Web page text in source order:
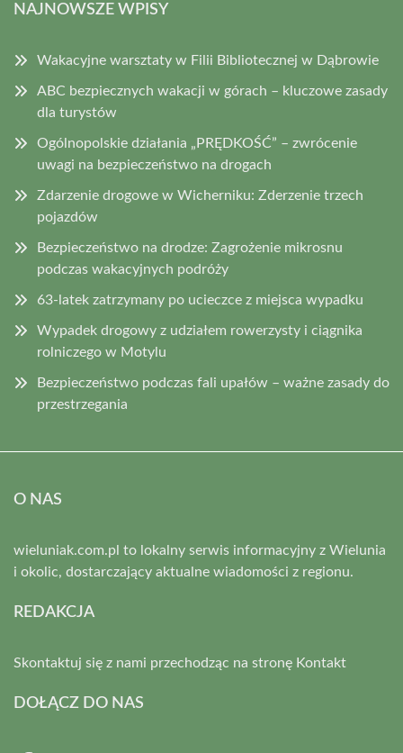
NAJNOWSZE WPISY
Wakacyjne warsztaty w Filii Bibliotecznej w Dąbrowie
ABC bezpiecznych wakacji w górach – kluczowe zasady
dla turystów
Ogólnopolskie działania „PRĘDKOŚĆ” – zwrócenie
uwagi na bezpieczeństwo na drogach
Zdarzenie drogowe w Wicherniku: Zderzenie trzech
pojazdów
Bezpieczeństwo na drodze: Zagrożenie mikrosnu
podczas wakacyjnych podróży
63-latek zatrzymany po ucieczce z miejsca wypadku
Wypadek drogowy z udziałem rowerzysty i ciągnika
rolniczego w Motylu
Bezpieczeństwo podczas fali upałów – ważne zasady do
przestrzegania
O NAS
wieluniak.com.pl to lokalny serwis informacyjny z Wielunia
i okolic, dostarczający aktualne wiadomości z regionu.
REDAKCJA
Skontaktuj się z nami przechodząc na stronę Kontakt
DOŁĄCZ DO NAS